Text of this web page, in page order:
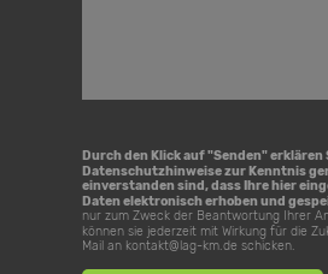
Durch den Klick auf "Senden" erklären
Datenschutzhinweisezur Kenntnis
einverstanden sind, dass Ihre hier
Daten elektronisch erhoben und
nur zum Zweck der Beantwortung Ihrer
können sie jederzeit mit Wirkung für die
Mail an kontakt@lag-km.de schicken.